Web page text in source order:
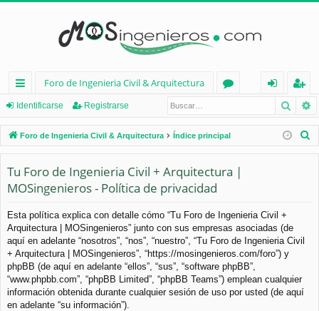
nl
ac
es
rá
pi
d
os
Foro de Ingenieria Civil & Arquitectura
os
nt
ifi
e
eg
ist
ra
Identificarse Registrarse
Foro de Ingenieria Civil & Arquitectura Índice principal
Tu Foro de Ingenieria Civil + Arquitectura |
MOSingenieros - Política de privacidad
Esta política explica con detalle cómo “Tu Foro de Ingenieria Civil +
Arquitectura | MOSingenieros” junto con sus empresas asociadas (de
aquí en adelante “nosotros”, “nos”, “nuestro”, “Tu Foro de Ingenieria Civil
+ Arquitectura | MOSingenieros”, “https://mosingenieros.com/foro”) y
phpBB (de aquí en adelante “ellos”, “sus”, “software phpBB”,
“www.phpbb.com”, “phpBB Limited”, “phpBB Teams”) emplean cualquier
información obtenida durante cualquier sesión de uso por usted (de aquí
en adelante “su información”).